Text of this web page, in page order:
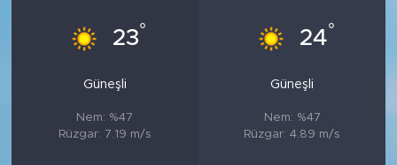
23°
Güneşli
Nem: %47
Rüzgar: 7.19 m/s
24°
Güneşli
Nem: %47
Rüzgar: 4.89 m/s